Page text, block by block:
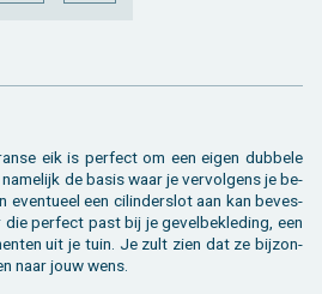
VORIGE VOLGENDE
eik is per­fect om een eigen dub­be­le
de basis waar je ver­vol­gens je be­
even­tu­eel een ci­lin­der­slot aan kan be­ves­
per­fect past bij je ge­vel­be­kle­ding, een
uit je tuin. Je zult zien dat ze bij­zon­
naar jouw wens.